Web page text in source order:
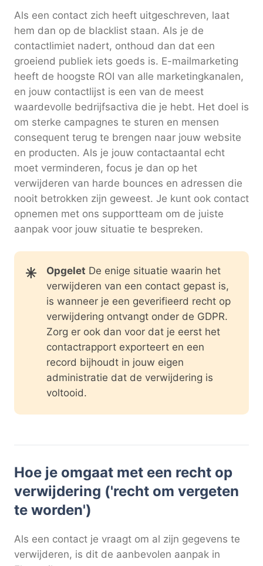
Als een contact zich heeft uitgeschreven, laat
hem dan op de blacklist staan. Als je de
contactlimiet nadert, onthoud dan dat een
groeiend publiek iets goeds is. E-mailmarketing
heeft de hoogste ROI van alle marketingkanalen,
en jouw contactlijst is een van de meest
waardevolle bedrijfsactiva die je hebt. Het doel is
om sterke campagnes te sturen en mensen
consequent terug te brengen naar jouw website
en producten. Als je jouw contactaantal echt
moet verminderen, focus je dan op het
verwijderen van harde bounces en adressen die
nooit betrokken zijn geweest. Je kunt ook contact
opnemen met ons supportteam om de juiste
aanpak voor jouw situatie te bespreken.
Opgelet De enige situatie waarin het
verwijderen van een contact gepast is,
is wanneer je een geverifieerd recht op
verwijdering ontvangt onder de GDPR.
Zorg er ook dan voor dat je eerst het
contactrapport exporteert en een
record bijhoudt in jouw eigen
administratie dat de verwijdering is
voltooid.
Hoe je omgaat met een recht op
verwijdering ('recht om vergeten
te worden')
Als een contact je vraagt om al zijn gegevens te
verwijderen, is dit de aanbevolen aanpak in